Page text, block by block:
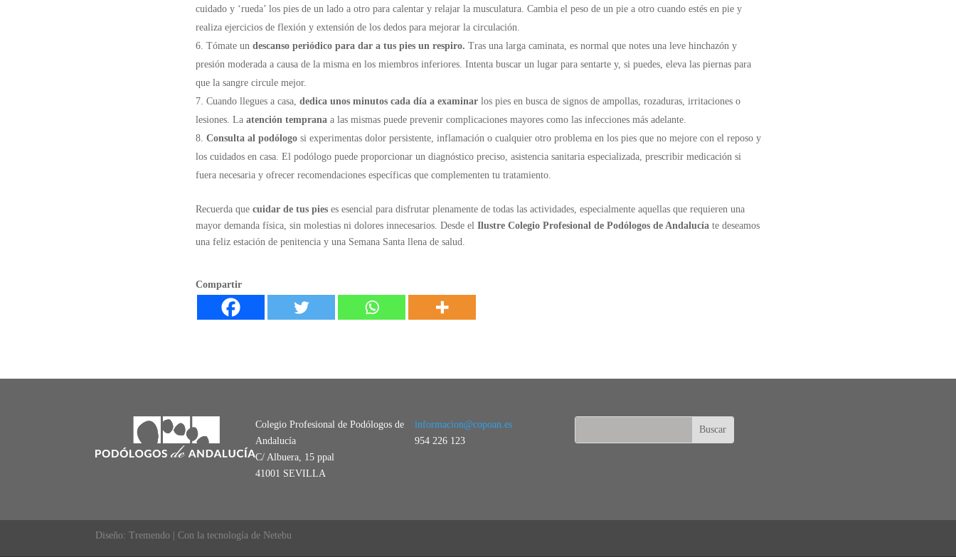
cuidado y ‘rueda’ los pies de un lado a otro para calentar y relajar la musculatura. Cambia el peso de un pie a otro cuando estés en pie y
realiza ejercicios de flexión y extensión de los dedos para mejorar la circulación.
Tómate un descanso periódico para dar a tus pies un respiro. Tras una larga caminata, es normal que notes una leve hinchazón y
presión moderada a causa de la misma en los miembros inferiores. Intenta buscar un lugar para sentarte y, si puedes, eleva las piernas para
que la sangre circule mejor.
Cuando llegues a casa, dedica unos minutos cada día a examinarlos pies en busca de signos de ampollas, rozaduras, irritaciones o
lesiones. La atención temprana a las mismas puede prevenir complicaciones mayores como las infecciones más adelante.
Consulta al podólogosi experimentas dolor persistente, inflamación o cualquier otro problema en los pies que no mejore con el reposo y
los cuidados en casa. El podólogo puede proporcionar un diagnóstico preciso, asistencia sanitaria especializada, prescribir medicación si
fuera necesaria y ofrecer recomendaciones específicas que complementen tu tratamiento.
Recuerda que cuidar de tus pieses esencial para disfrutar plenamente de todas las actividades, especialmente aquellas que requieren una
mayor demanda física, sin molestias ni dolores innecesarios. Desde el Ilustre Colegio Profesional de Podólogos de Andalucía te deseamos
una feliz estación de penitencia y una Semana Santa llena de salud.
Compartir
Colegio Profesional de Podólogos de
Andalucía
C/ Albuera, 15 ppal
41001 SEVILLA
informacion@copoan.es
954 226 123
Diseño: Tremendo | Con la tecnología de Netebu